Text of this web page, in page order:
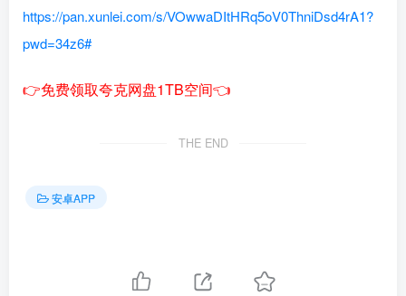
https://pan.xunlei.com/s/VOwwaDItHRq5oV0ThniDsd4rA1?
pwd=34z6#
👉免费领取夸克网盘1TB空间👈
THE END
安卓APP